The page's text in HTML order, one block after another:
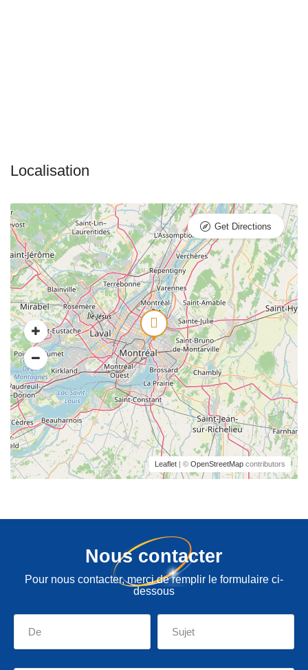
Leaflet | © OpenStreetMap contributors
Get Directions
Nous contacter
Pour nous contacter, merci de remplir le formulaire ci-
dessous